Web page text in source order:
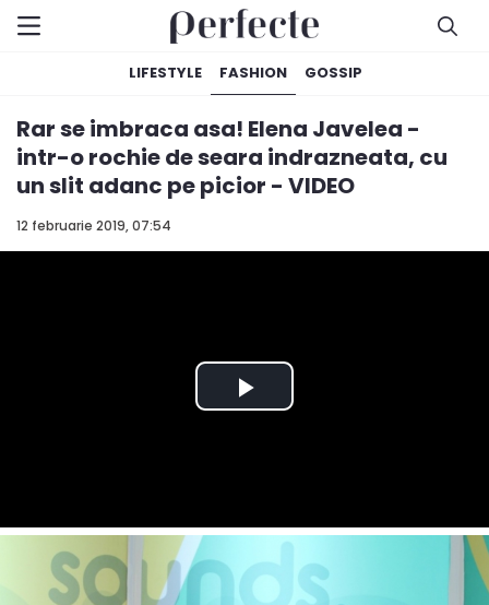
LIFESTYLE FASHION GOSSIP
12 februarie 2019, 07:54
Rar se imbraca asa! Elena Javelea -
intr-o rochie de seara indrazneata, cu
un slit adanc pe picior - VIDEO